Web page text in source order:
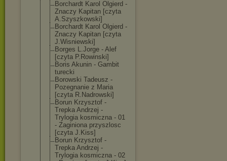
Borchardt Karol Olgierd -
Znaczy Kapitan [czyta
A.Szyszkowski]
Borchardt Karol Olgierd -
Znaczy Kapitan [czyta
J.Wisniewski]
Borges L.Jorge - Alef
[czyta P.Rowinski]
Boris Akunin - Gambit
turecki
Borowski Tadeusz -
Pozegnanie z Maria
[czyta R.Nadrowski]
Borun Krzysztof -
Trepka Andrzej -
Trylogia kosmiczna - 01
- Zaginiona przyszlosc
[czyta J.Kiss]
Borun Krzysztof -
Trepka Andrzej -
Trylogia kosmiczna - 02